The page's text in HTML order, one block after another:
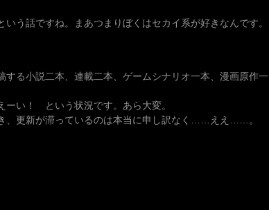
う話ですね。まあつまりぼくはセカイ系が好きなんです。
る小説二本、連載二本、ゲームシナリオ一本、漫画原作一
ーい！ という状況です。あら大変。
、更新が滞っているのは本当に申し訳なく……ええ……。